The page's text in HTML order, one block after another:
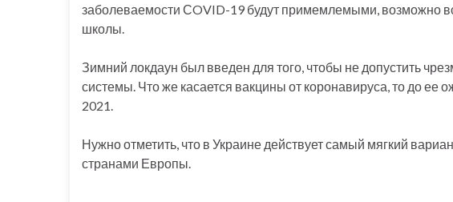
заболеваемости СOVID-19 будут примемлемыми, возможно
школы.
Зимний локдаун был введен для того, чтобы не допустить
системы. Что же касается вакцины от коронавируса, то до
2021.
Нужно отметить, что в Украине действует самый мягкий
странами Европы.